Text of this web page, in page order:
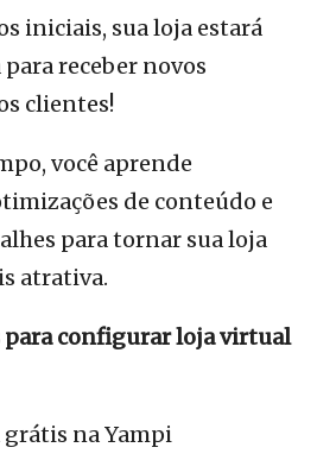
iniciais, sua loja estará
receber novos
clientes!
você aprende
de conteúdo e
para tornar sua loja
atrativa.
para configurar loja virtual
na Yampi